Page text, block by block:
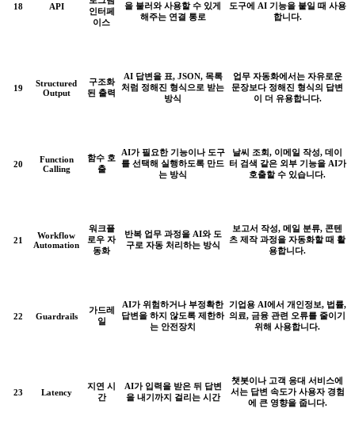
18 API
인터페
이스
을 불러와 사용할 수 있게
해주는 연결 통로
도구에 AI 기능을 붙일 때 사용
합니다.
19
Structured
Output
구조화
된 출력
AI 답변을 표, JSON, 목록
처럼 정해진 형식으로 받는
방식
업무 자동화에서는 자유로운
문장보다 정해진 형식의 답변
이 더 유용합니다.
20
Function
Calling
함수 호
출
AI가 필요한 기능이나 도구
를 선택해 실행하도록 만드
는 방식
날씨 조회, 이메일 작성, 데이
터 검색 같은 외부 기능을 AI가
호출할 수 있습니다.
21
Workflow
Automation
워크플
로우 자
동화
반복 업무 과정을 AI와 도
구로 자동 처리하는 방식
보고서 작성, 메일 분류, 콘텐
츠 제작 과정을 자동화할 때 활
용합니다.
22 Guardrails
가드레
일
AI가 위험하거나 부정확한
답변을 하지 않도록 제한하
는 안전장치
기업용 AI에서 개인정보, 법률,
의료, 금융 관련 오류를 줄이기
위해 사용합니다.
23 Latency
지연 시
간
AI가 입력을 받은 뒤 답변
을 내기까지 걸리는 시간
챗봇이나 고객 응대 서비스에
서는 답변 속도가 사용자 경험
에 큰 영향을 줍니다.